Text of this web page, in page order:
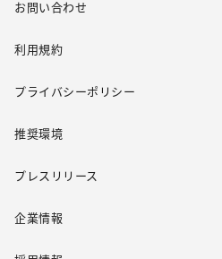
お問い合わせ
利用規約
プライバシーポリシー
推奨環境
プレスリリース
企業情報